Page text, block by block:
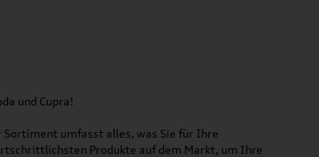
und Cupra!
Sortiment umfasst alles, was Sie für Ihre
Produkte auf dem Markt, um Ihre